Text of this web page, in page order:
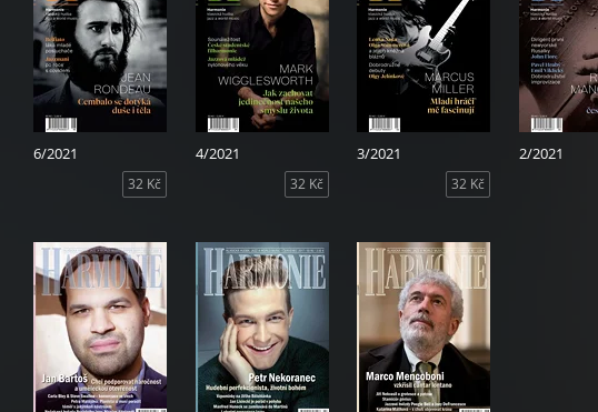
6/2021
32 Kč
4/2021
32 Kč
3/2021
32 Kč
2/2021